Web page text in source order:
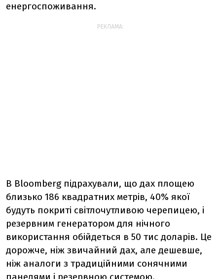
енергоспоживання.
РЕКЛАМА:
В Bloomberg підрахували, що дах площею
близько 186 квадратних метрів, 40% якої
будуть покриті світлочутливою черепицею, і
резервним генератором для нічного
використання обійдеться в 50 тис доларів. Це
дорожче, ніж звичайний дах, але дешевше,
ніж аналоги з традиційними сонячними